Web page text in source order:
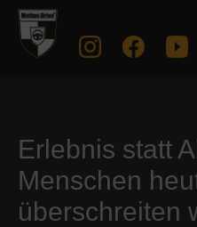
Erlebnis statt
Menschen
überschreiten